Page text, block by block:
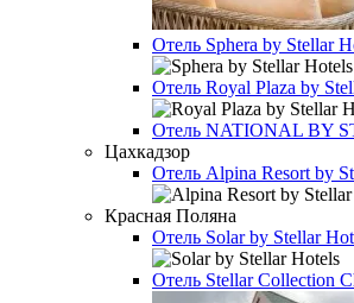
Отель Sphera by Stellar
Отель Royal Plaza by
Отель NATIONAL BY
Цахкадзор
Отель Alpina Resort by
Красная Поляна
Отель Solar by Stellar
Отель Stellar Collection